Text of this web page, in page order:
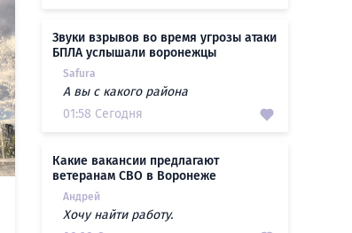
Звуки взрывов во время угрозы атаки
БПЛА услышали воронежцы
Safura
А вы с какого района
01:58 Сегодня
Какие вакансии предлагают
ветеранам СВО в Воронеже
Андрей
Хочу найти работу.